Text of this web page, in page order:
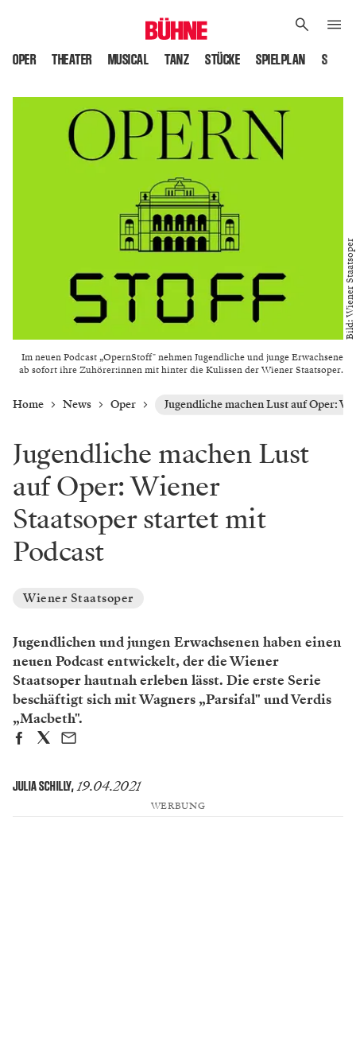
OPER THEATER MUSICAL TANZ STÜCKE SPIELPLAN
Im neuen Podcast „OpernStoff" nehmen Jugendliche und junge Erwachsene
ab sofort ihre Zuhörer:innen mit hinter die Kulissen der Wiener Staatsoper.
Bild: Wiener Staatsoper
Home News Oper Jugendliche machen Lust auf Oper:
Jugendliche machen Lust
auf Oper: Wiener
Staatsoper startet mit
Podcast
Wiener Staatsoper
Jugendlichen und jungen Erwachsenen haben einen
neuen Podcast entwickelt, der die Wiener
Staatsoper hautnah erleben lässt. Die erste Serie
beschäftigt sich mit Wagners „Parsifal" und Verdis
„Macbeth".
JULIA SCHILLY, 19.04.2021
WERBUNG